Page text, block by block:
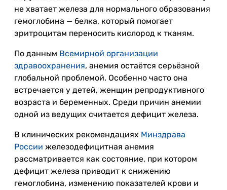
не хватает железа для нормального образования
гемоглобина — белка, который помогает
эритроцитам переносить кислород к тканям.
По данным Всемирной организации
здравоохранения, анемия остаётся серьёзной
глобальной проблемой. Особенно часто она
встречается у детей, женщин репродуктивного
возраста и беременных. Среди причин анемии
одной из ведущих считается дефицит железа.
В клинических рекомендациях Минздрава
России железодефицитная анемия
рассматривается как состояние, при котором
дефицит железа приводит к снижению
гемоглобина, изменению показателей крови и